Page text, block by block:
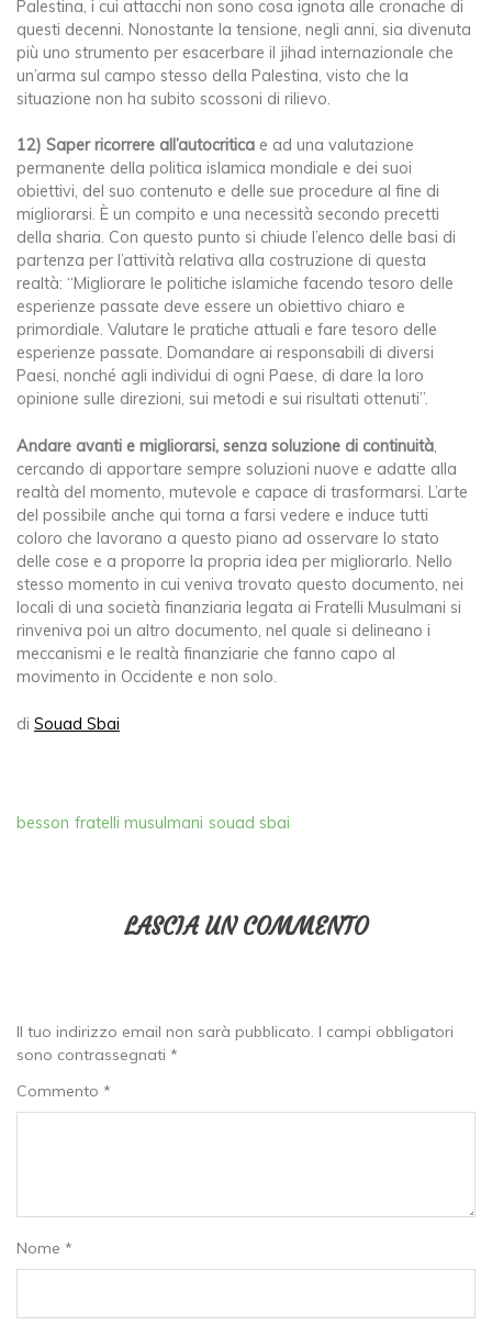
Palestina, i cui attacchi non sono cosa ignota alle cronache di
questi decenni. Nonostante la tensione, negli anni, sia divenuta
più uno strumento per esacerbare il jihad internazionale che
un’arma sul campo stesso della Palestina, visto che la
situazione non ha subito scossoni di rilievo.
12) Saper ricorrere all’autocritica e ad una valutazione
permanente della politica islamica mondiale e dei suoi
obiettivi, del suo contenuto e delle sue procedure al fine di
migliorarsi. È un compito e una necessità secondo precetti
della sharia. Con questo punto si chiude l’elenco delle basi di
partenza per l’attività relativa alla costruzione di questa
realtà: “Migliorare le politiche islamiche facendo tesoro delle
esperienze passate deve essere un obiettivo chiaro e
primordiale. Valutare le pratiche attuali e fare tesoro delle
esperienze passate. Domandare ai responsabili di diversi
Paesi, nonché agli individui di ogni Paese, di dare la loro
opinione sulle direzioni, sui metodi e sui risultati ottenuti”.
Andare avanti e migliorarsi, senza soluzione di continuità,
cercando di apportare sempre soluzioni nuove e adatte alla
realtà del momento, mutevole e capace di trasformarsi. L’arte
del possibile anche qui torna a farsi vedere e induce tutti
coloro che lavorano a questo piano ad osservare lo stato
delle cose e a proporre la propria idea per migliorarlo. Nello
stesso momento in cui veniva trovato questo documento, nei
locali di una società finanziaria legata ai Fratelli Musulmani si
rinveniva poi un altro documento, nel quale si delineano i
meccanismi e le realtà finanziarie che fanno capo al
movimento in Occidente e non solo.
di Souad Sbai
besson fratelli musulmani souad sbai
LASCIA UN COMMENTO
Il tuo indirizzo email non sarà pubblicato. I campi obbligatori
sono contrassegnati *
Commento *
Nome *